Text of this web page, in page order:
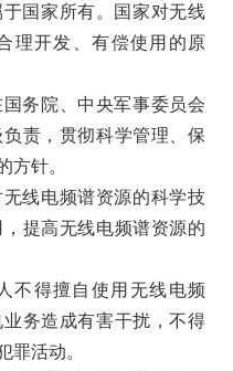
国家所有。国家对无线
理开发、有偿使用的原
务院、中央军事委员会
责，贯彻科学管理、保
方针。
线电频谱资源的科学技
提高无线电频谱资源的
不得擅自使用无线电频
务造成有害干扰，不得
罪活动。